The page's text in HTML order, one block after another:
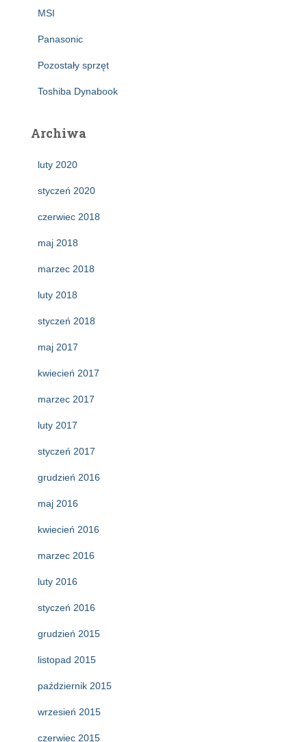
MSI
Panasonic
Pozostały sprzęt
Toshiba Dynabook
Archiwa
luty 2020
styczeń 2020
czerwiec 2018
maj 2018
marzec 2018
luty 2018
styczeń 2018
maj 2017
kwiecień 2017
marzec 2017
luty 2017
styczeń 2017
grudzień 2016
maj 2016
kwiecień 2016
marzec 2016
luty 2016
styczeń 2016
grudzień 2015
listopad 2015
październik 2015
wrzesień 2015
czerwiec 2015